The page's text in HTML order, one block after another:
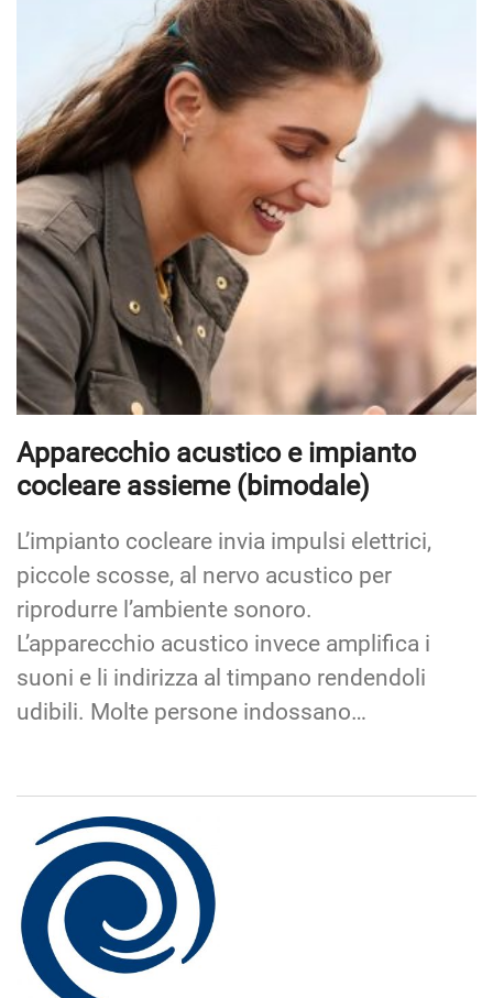
Apparecchio acustico e impianto
cocleare assieme (bimodale)
L’impianto cocleare invia impulsi elettrici,
piccole scosse, al nervo acustico per
riprodurre l’ambiente sonoro.
L’apparecchio acustico invece amplifica i
suoni e li indirizza al timpano rendendoli
udibili. Molte persone indossano…